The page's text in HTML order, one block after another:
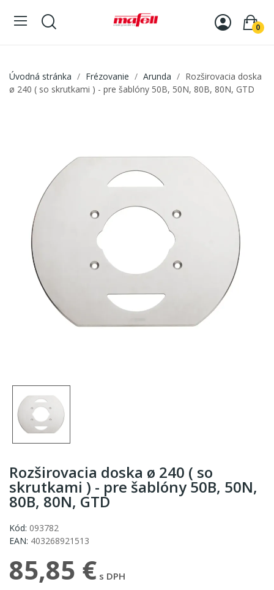
0
Úvodná stránka Frézovanie Arunda
Rozširovacia doska
ø 240 ( so skrutkami ) - pre šablóny 50B, 50N, 80B, 80N, GTD
Rozširovacia doska ø 240 ( so
skrutkami ) - pre šablóny 50B, 50N,
80B, 80N, GTD
Kód: 093782
EAN: 403268921513
85,85 € s DPH